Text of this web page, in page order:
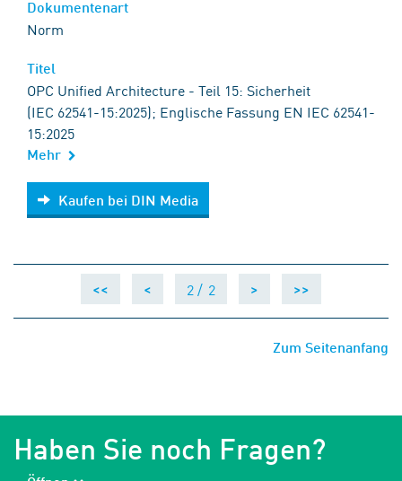
Norm
OPC Unified Architecture - Teil 15: Sicherheit
(IEC 62541-15:2025); Englische Fassung EN IEC 62541-
15:2025
Mehr
Kaufen bei DIN Media
Kaufen bei DIN Media
<< < 2 / 2 > >>
Zum Seitenanfang
Haben Sie noch Fragen?